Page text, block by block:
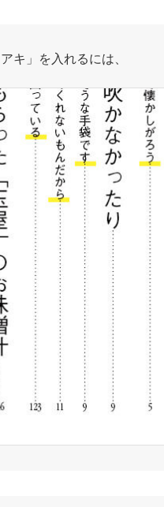
キ」を入れるには、